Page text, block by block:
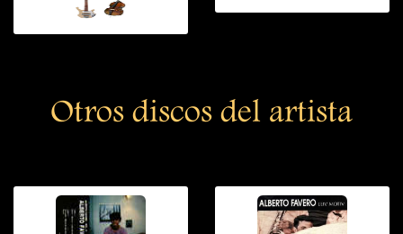
Otros discos del artista